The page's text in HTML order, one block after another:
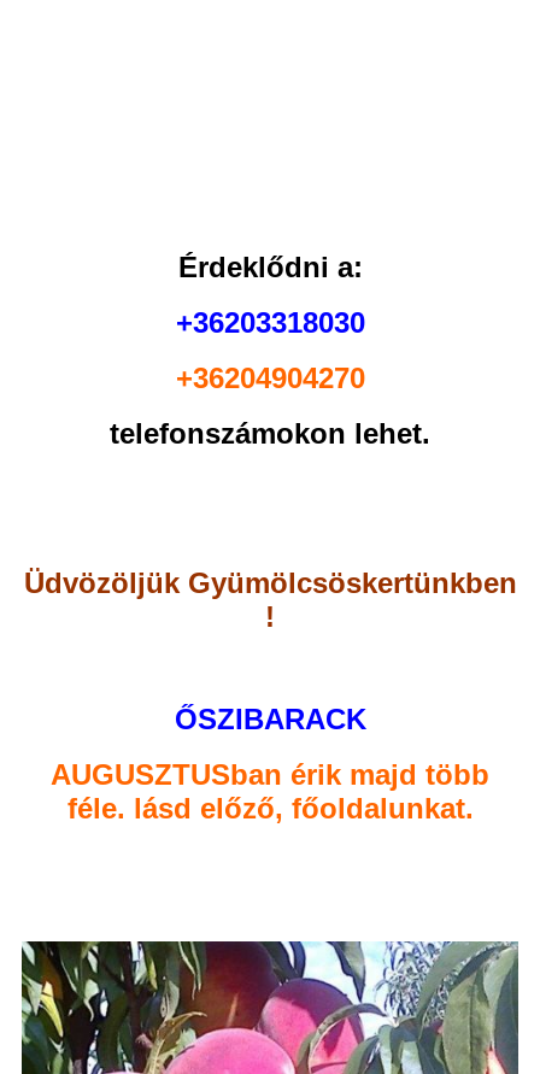
Érdeklődni a:
+36203318030
+36204904270
telefonszámokon lehet.
Üdvözöljük Gyümölcsöskertünkben
!
ŐSZIBARACK
AUGUSZTUSban érik majd több
féle. lásd előző, főoldalunkat.